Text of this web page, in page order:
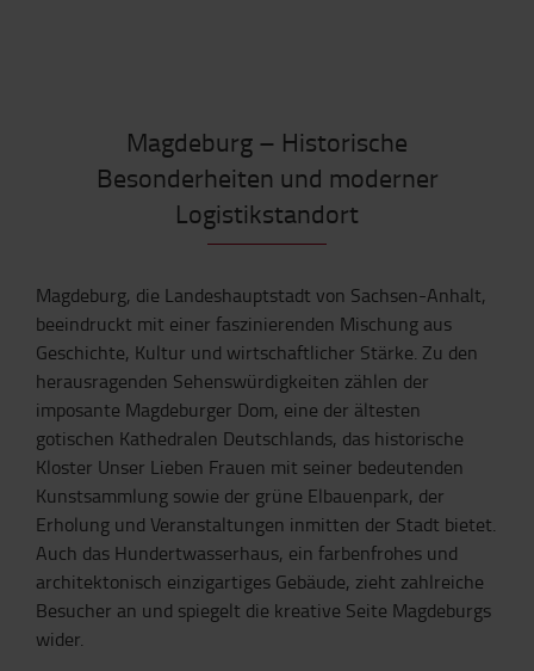
Magdeburg – Historische
Besonderheiten und moderner
Logistikstandort
Magdeburg, die Landeshauptstadt von Sachsen-Anhalt,
beeindruckt mit einer faszinierenden Mischung aus
Geschichte, Kultur und wirtschaftlicher Stärke. Zu den
herausragenden Sehenswürdigkeiten zählen der
imposante Magdeburger Dom, eine der ältesten
gotischen Kathedralen Deutschlands, das historische
Kloster Unser Lieben Frauen mit seiner bedeutenden
Kunstsammlung sowie der grüne Elbauenpark, der
Erholung und Veranstaltungen inmitten der Stadt bietet.
Auch das Hundertwasserhaus, ein farbenfrohes und
architektonisch einzigartiges Gebäude, zieht zahlreiche
Besucher an und spiegelt die kreative Seite Magdeburgs
wider.